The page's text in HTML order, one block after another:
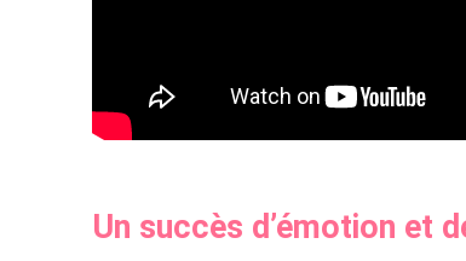
Un succès d’émotion et